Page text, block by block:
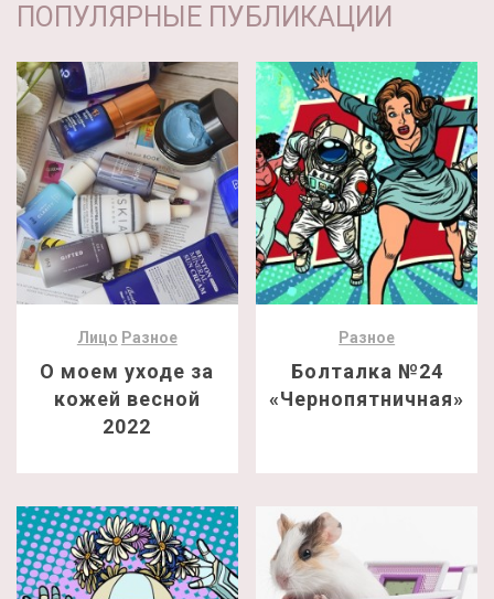
ПОПУЛЯРНЫЕ ПУБЛИКАЦИИ
Лицо Разное
О моем уходе за
кожей весной
2022
Разное
Болталка №24
«Чернопятничная»